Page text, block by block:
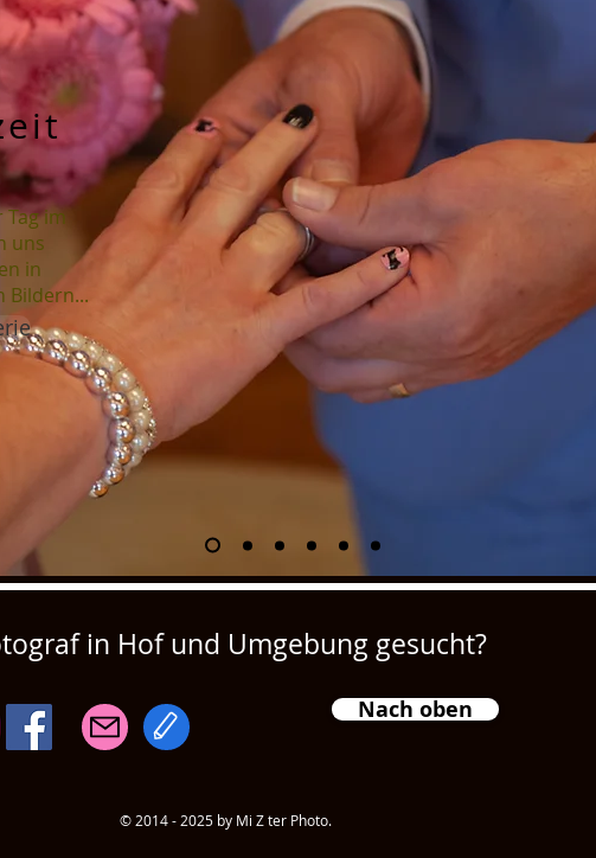
im
uns
in
Bildern...
in Hof und Umgebung gesucht?
Nach oben
© 2014 - 2025 by Mi Z ter Photo.